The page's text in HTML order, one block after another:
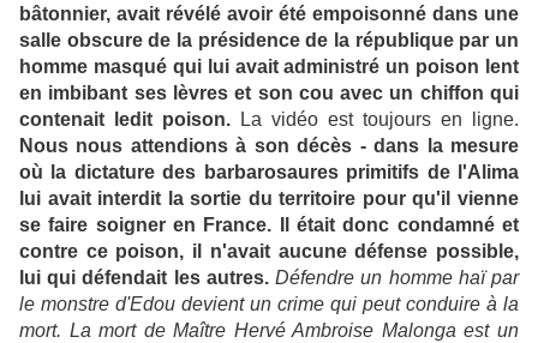
bâtonnier, avait révélé avoir été empoisonné dans une
salle obscure de la présidence de la république par un
homme masqué qui lui avait administré un poison lent
en imbibant ses lèvres et son cou avec un chiffon qui
contenait ledit poison.
La vidéo est toujours en ligne.
Nous nous attendions à son décès - dans la mesure
où la dictature des barbarosaures primitifs de l'Alima
lui avait interdit la sortie du territoire pour qu'il vienne
se faire soigner en France. Il était donc condamné et
contre ce poison, il n'avait aucune défense possible,
lui qui défendait les autres. Défendre un homme haï par
le monstre d'Edou devient un crime qui peut conduire à la
mort. La mort de Maître Hervé Ambroise Malonga est un